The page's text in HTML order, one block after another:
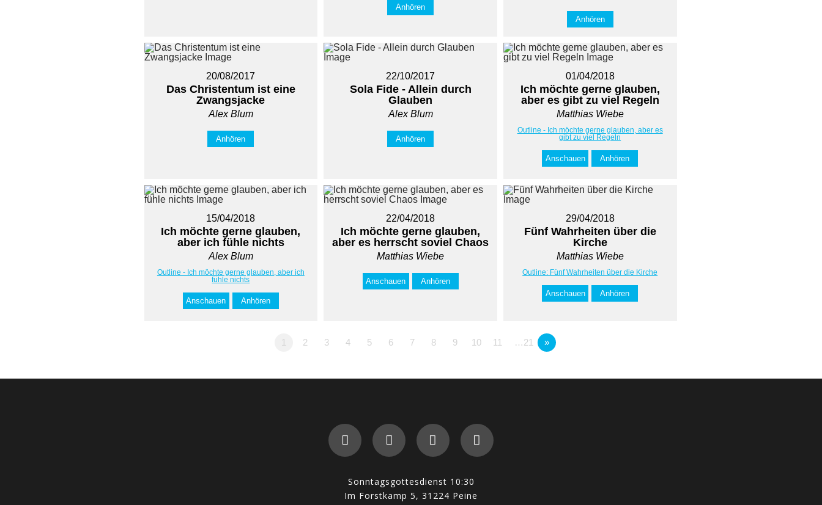
Anhören
Anhören
20/08/2017
Das Christentum ist eine
Zwangsjacke
Alex Blum
Anhören
22/10/2017
Sola Fide - Allein durch
Glauben
Alex Blum
Anhören
01/04/2018
Ich möchte gerne glauben,
aber es gibt zu viel Regeln
Matthias Wiebe
Outline - Ich möchte gerne glauben, aber es
gibt zu viel Regeln
Anschauen Anhören
15/04/2018
Ich möchte gerne glauben,
aber ich fühle nichts
Alex Blum
Outline - Ich möchte gerne glauben, aber ich
fühle nichts
Anschauen Anhören
22/04/2018
Ich möchte gerne glauben,
aber es herrscht soviel Chaos
Matthias Wiebe
Anschauen Anhören
29/04/2018
Fünf Wahrheiten über die
Kirche
Matthias Wiebe
Outline: Fünf Wahrheiten über die Kirche
Anschauen Anhören
1 2 3 4 5 6 7 8 9 10 11 …21 »
Sonntagsgottesdienst 10:30
Im Forstkamp 5, 31224 Peine